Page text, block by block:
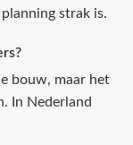
strak is.
bouw, maar het
In Nederland